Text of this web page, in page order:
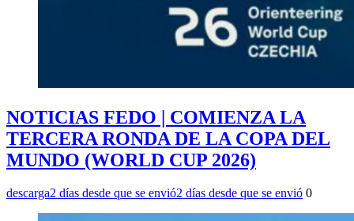
NOTICIAS FEDO | COMIENZA LA
TERCERA RONDA DE LA COPA DEL
MUNDO (WORLD CUP 2026)
descarga2 días desde que se envió2 días desde que se envió 0